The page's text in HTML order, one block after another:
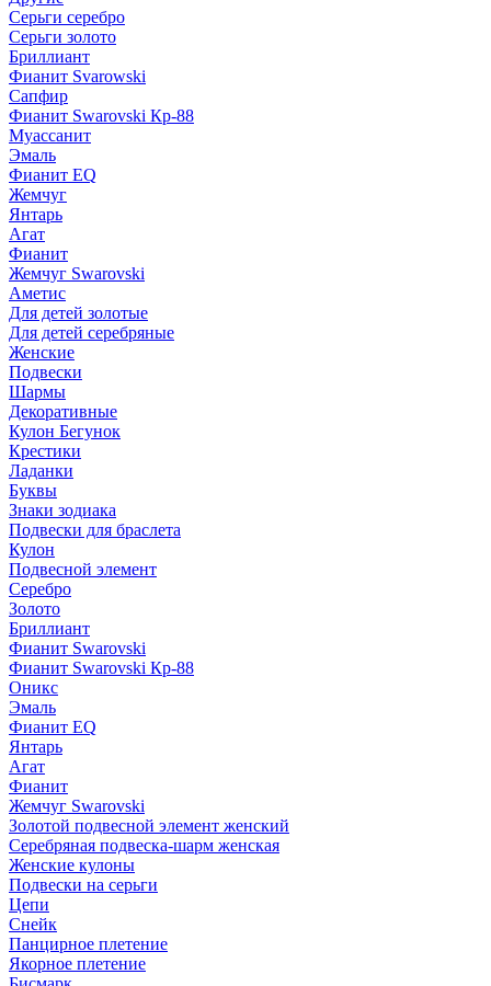
Серьги серебро
Серьги золото
Бриллиант
Фианит Svarowski
Сапфир
Фианит Swarovski Кр-88
Муассанит
Эмаль
Фианит EQ
Жемчуг
Янтарь
Агат
Фианит
Жемчуг Swarovski
Аметис
Для детей золотые
Для детей серебряные
Женские
Подвески
Шармы
Декоративные
Кулон Бегунок
Крестики
Ладанки
Буквы
Знаки зодиака
Подвески для браслета
Кулон
Подвесной элемент
Серебро
Золото
Бриллиант
Фианит Swarovski
Фианит Swarovski Кр-88
Оникс
Эмаль
Фианит EQ
Янтарь
Агат
Фианит
Жемчуг Swarovski
Золотой подвесной элемент женcкий
Серебряная подвеска-шарм женская
Женские кулоны
Подвески на серьги
Цепи
Снейк
Панцирное плетение
Якорное плетение